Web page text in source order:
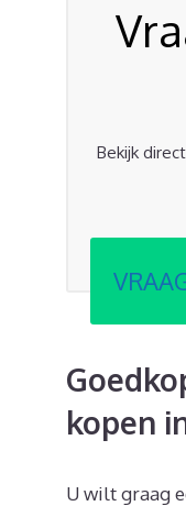
Bekijk
kopen
U wilt graag